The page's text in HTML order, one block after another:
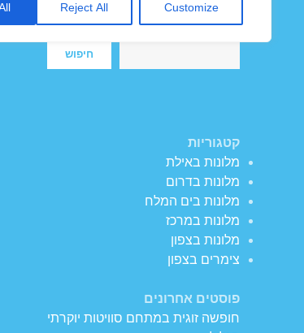
Customize
Reject All
חיפוש
חיפוש
קטגוריות
מלונות באילת
מלונות בדרום
מלונות בים המלח
מלונות במרכז
מלונות בצפון
צימרים בצפון
פוסטים אחרונים
חופשה זוגית במתחם סוויטות יוקרתי